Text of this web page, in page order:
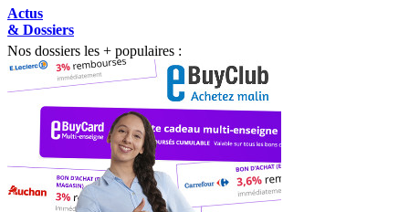
Actus
& Dossiers
Nos dossiers les + populaires :